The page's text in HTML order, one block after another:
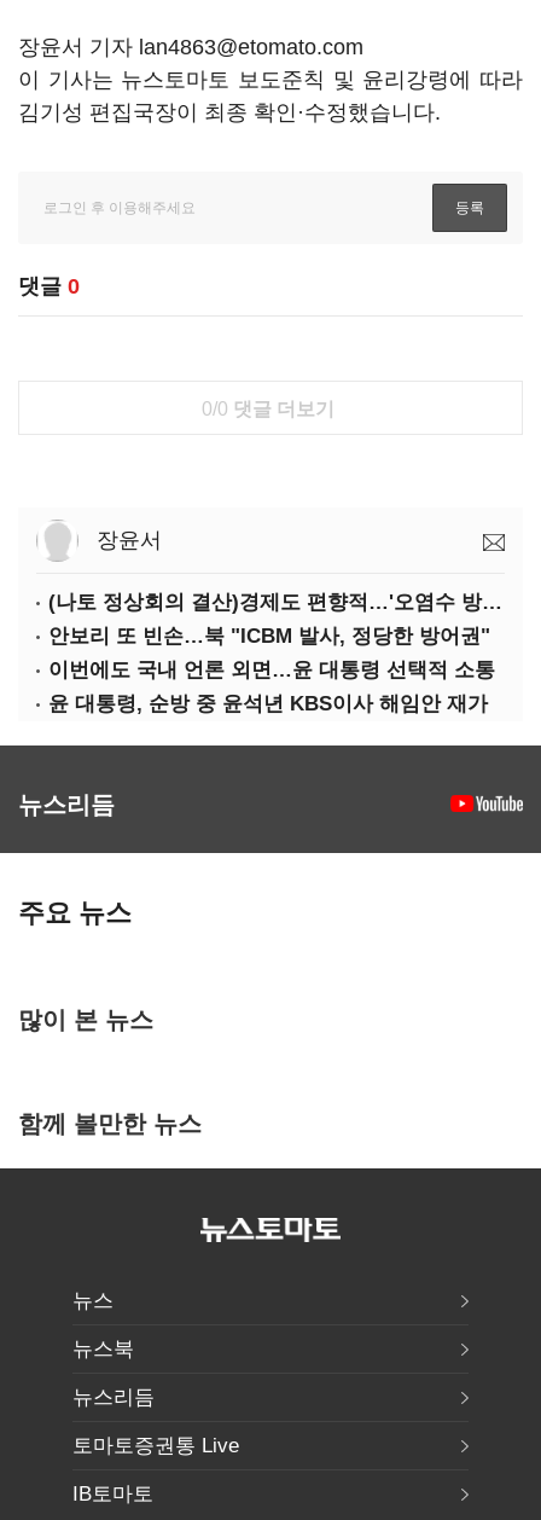
장윤서 기자 lan4863@etomato.com
이 기사는 뉴스토마토 보도준칙 및 윤리강령에 따라
김기성 편집국장이 최종 확인·수정했습니다.
댓글 0
0/0 댓글 더보기
장윤서
(나토 정상회의 결산)경제도 편향적…'오염수 방류'만 용인
안보리 또 빈손…북 "ICBM 발사, 정당한 방어권"
이번에도 국내 언론 외면…윤 대통령 선택적 소통
윤 대통령, 순방 중 윤석년 KBS이사 해임안 재가
뉴스리듬
주요 뉴스
많이 본 뉴스
함께 볼만한 뉴스
뉴스
뉴스북
뉴스리듬
토마토증권통 Live
IB토마토